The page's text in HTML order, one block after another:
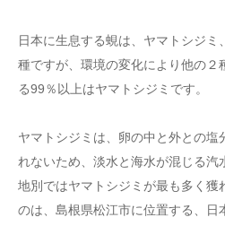
日本に生息する蜆は、ヤマトシジ
種ですが、環境の変化により他の２
る99％以上はヤマトシジミです。
ヤマトシジミは、卵の中と外との塩
れないため、淡水と海水が混じる
地別ではヤマトシジミが最も多く獲
のは、島根県松江市に位置する、日